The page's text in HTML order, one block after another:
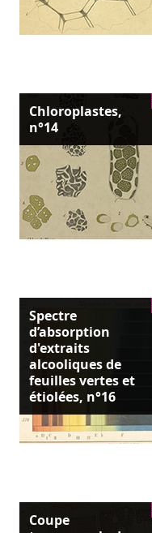
Chloroplastes,
n°14
Spectre
d’absorption
d'extraits
alcooliques de
feuilles vertes et
étiolées, n°16
Coupe